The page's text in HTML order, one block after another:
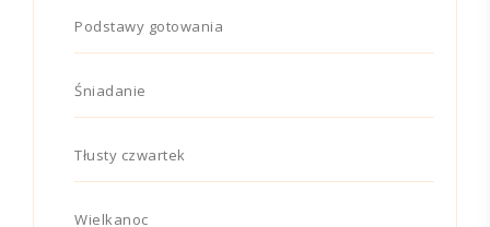
Podstawy gotowania
Śniadanie
Tłusty czwartek
Wielkanoc